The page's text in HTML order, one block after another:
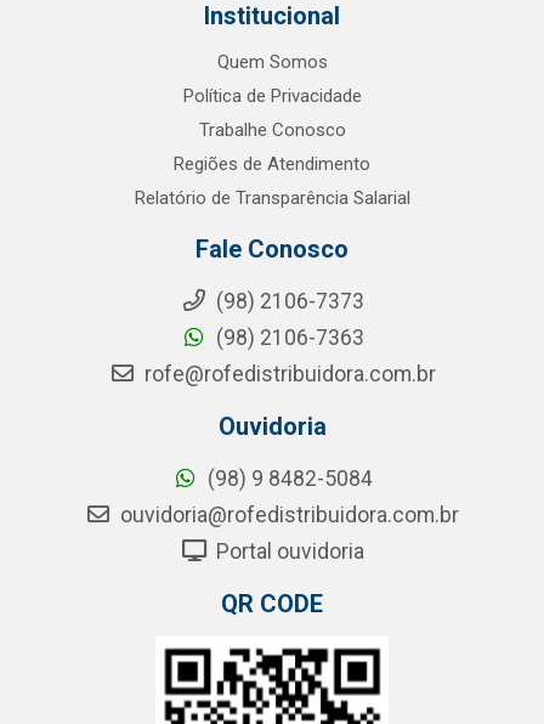
Institucional
Quem Somos
Política de Privacidade
Trabalhe Conosco
Regiões de Atendimento
Relatório de Transparência Salarial
Fale Conosco
(98) 2106-7373
(98) 2106-7363
rofe@rofedistribuidora.com.br
Ouvidoria
(98) 9 8482-5084
ouvidoria@rofedistribuidora.com.br
Portal ouvidoria
QR CODE